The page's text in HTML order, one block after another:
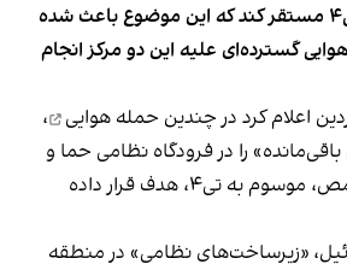
را در دو پایگاه حما و تی۴ مستقر کند که این موضوع باعث شده
گسترده‌ای علیه این دو مرکز انجام
چندین حمله هوایی
،
را در فرودگاه نظامی حما و
پایگاه هوایی تیاس حمص، موسوم به تی۴، هدف قرار داده
«زیرساخت‌های نظامی» در منطقه